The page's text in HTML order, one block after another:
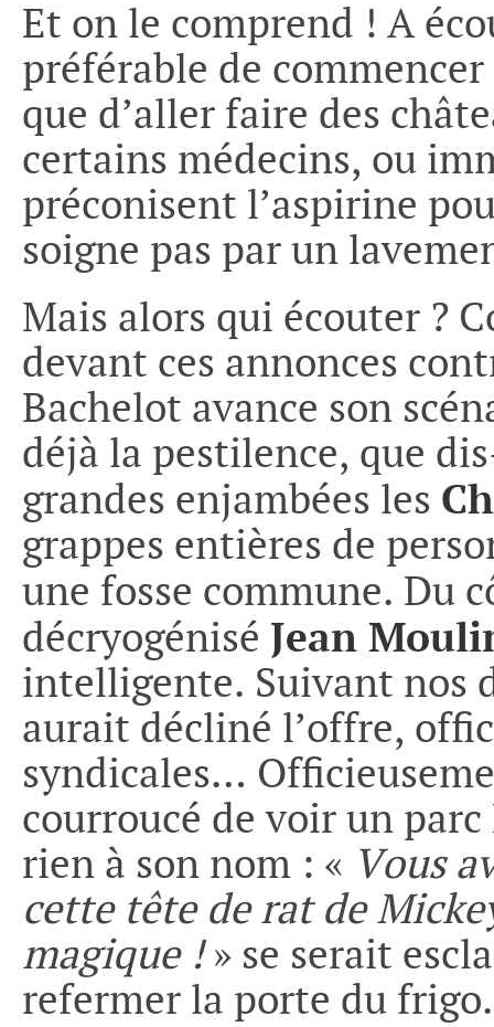
Et on le comprend ! A
préférable de
que d’aller faire des
certains médecins, ou
préconisent l’aspirine
soigne pas par un
Mais alors qui écouter ?
devant ces annonces
Bachelot avance son
déjà la pestilence, que
grandes enjambées les
grappes entières de
une fosse commune. Du
décryogénisé Jean
intelligente. Suivant nos
aurait décliné l’offre,
syndicales…
courroucé de voir un
rien à son nom : « Vous
cette tête de rat de
magique !» se serait
refermer la porte du